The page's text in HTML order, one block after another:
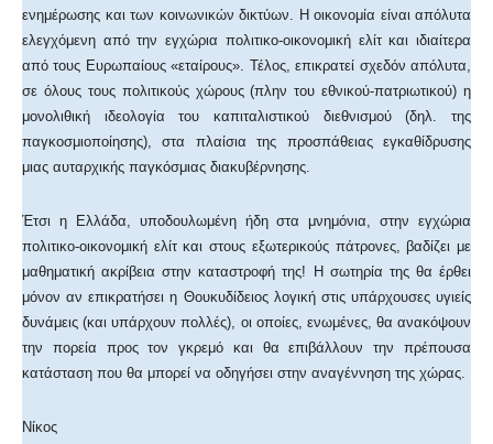
ενημέρωσης και των κοινωνικών δικτύων. Η οικονομία είναι απόλυτα
ελεγχόμενη από την εγχώρια πολιτικο-οικονομική ελίτ και ιδιαίτερα
από τους Ευρωπαίους «εταίρους». Τέλος, επικρατεί σχεδόν απόλυτα,
σε όλους τους πολιτικούς χώρους (πλην του εθνικού-πατριωτικού) η
μονολιθική ιδεολογία του καπιταλιστικού διεθνισμού (δηλ. της
παγκοσμιοποίησης), στα πλαίσια της προσπάθειας εγκαθίδρυσης
μιας αυταρχικής παγκόσμιας διακυβέρνησης.
Έτσι η Ελλάδα, υποδουλωμένη ήδη στα μνημόνια, στην εγχώρια
πολιτικο-οικονομική ελίτ και στους εξωτερικούς πάτρονες, βαδίζει με
μαθηματική ακρίβεια στην καταστροφή της! Η σωτηρία της θα έρθει
μόνον αν επικρατήσει η Θουκυδίδειος λογική στις υπάρχουσες υγιείς
δυνάμεις (και υπάρχουν πολλές), οι οποίες, ενωμένες, θα ανακόψουν
την πορεία προς τον γκρεμό και θα επιβάλλουν την πρέπουσα
κατάσταση που θα μπορεί να οδηγήσει στην αναγέννηση της χώρας.
Νίκος